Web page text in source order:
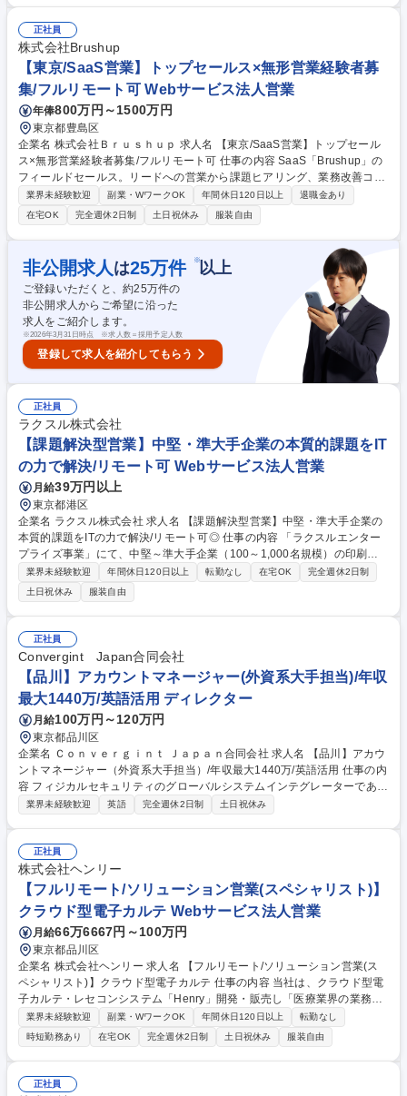
の中長期的なリレーション構築や提案■コンペ及び役員へのプレゼンテー
ション 【魅力】■大企業特有の運用やアナログ管理による課題・リスクを
SmartHRで解決に導き、日本のDX化推進を最前線で経験できる■大手企業
への導入実績が多数あり、顧客の声をプロダクトに反映できる 募集職種
【大手企業向けセールス】無形商材営業経験歓迎/シェアNo.1SaaS「Sma
rtHR」
正社員
株式会社Brushup
【東京/SaaS営業】トップセールス×無形営業経験者募
集/フルリモート可 Webサービス法人営業
年俸800万円～1500万円
東京都豊島区
企業名 株式会社Ｂｒｕｓｈｕｐ 求人名 【東京/SaaS営業】トップセール
ス×無形営業経験者募集/フルリモート可 仕事の内容 SaaS「Brushup」の
フィールドセールス。リードへの営業から課題ヒアリング、業務改善コン
サル、導入支援まで一気通貫で担当。ルール構築からPDCAを回し、組織
成長を牽引していただきます。 ■インサイドセールスからの供給・自己創
出リードへの商談 ■潜在的な非効率やリスクを顕在化させるソリューショ
ン提案 ■Brushupの導入・運用支援およびオフラインマーケティング 【魅
力】大手企業向けなど複雑な案件を通じ、営業としての市場価値を最大化
可能。 【業務内容の変更範囲】当社の指定する業務 募集職種 【東京/Saa
S営業】トップセールス×無形営業経験者募集/フルリモート可
業界未経験歓迎 副業・WワークOK 年間休日120日以上
退職金あり
在宅OK
完全週休2日制 土日祝休み 服装自由
非公開求人 は25万件 ※以上
ご登録いただくと、約25万件の
非公開求人からご希望に沿った
求人をご紹介します。
※2026年3月31日時点 ※求人数＝採用予定人数
登録して求人を紹介してもらう
正社員
ラクスル株式会社
【課題解決型営業】中堅・準大手企業の本質的課題をIT
の力で解決/リモート可 Webサービス法人営業
月給39万円以上
東京都港区
企業名 ラクスル株式会社 求人名 【課題解決型営業】中堅・準大手企業の
本質的課題をITの力で解決/リモート可◎ 仕事の内容 「ラクスルエンター
プライズ事業」にて、中堅～準大手企業（100～1,000名規模）の印刷や
販促活動における課題を特定し、IT（SaaS）を用いて解決を導く提案営
業を一気通貫でお任せします。 【詳細】■担当領域における新規顧客の開
拓 ■課題のヒアリングから特定、サービス提案、導入支援 ■導入後の振り
返りおよび継続利用促進の提案 ■開発チームへのフィードバックを通じた
プロダクト改善 ■インサイドセールスやマーケターと連携した新たな市
場・顧客の拡張 顧客の「こうなりたい」を実現するため、ビジネスパート
ナーとして伴走します。 募集職種 【課題解決型営業】中堅・準大手企業
の本質的課題をITの力で解決/リモート可◎
業界未経験歓迎 年間休日120日以上 転勤なし 在宅OK
完全週休2日制
土日祝休み
服装自由
正社員
Convergint Japan合同会社
【品川】アカウントマネージャー(外資系大手担当)/年収
最大1440万/英語活用 ディレクター
月給100万円～120万円
東京都品川区
企業名 Ｃｏｎｖｅｒｇｉｎｔ Ｊａｐａｎ合同会社 求人名 【品川】アカウ
ントマネージャー（外資系大手担当）/年収最大1440万/英語活用 仕事の内
容 フィジカルセキュリティのグローバルシステムインテグレーターである
当社にて、外資系大手企業へのソリューション提案をお任せいたします。
料作成、契約交渉、受注管理 ■社内プロジェクトチームやAPAC・グロー
バル本社チームとの連携・協働 ■受注後の顧客満足度管理・アフターフォ
ロー。 【業務内容の変更範囲】当社の指定する業務 募集職種 【品川】ア
カウントマネージャー（外資系大手担当）/年収最大1440万/英語活用
業界未経験歓迎 英語 完全週休2日制 土日祝休み
正社員
株式会社ヘンリー
【フルリモート/ソリューション営業(スペシャリスト)】
クラウド型電子カルテ Webサービス法人営業
月給66万6667円～100万円
東京都品川区
企業名 株式会社ヘンリー 求人名 【フルリモート/ソリューション営業(ス
ペシャリスト)】クラウド型電子カルテ 仕事の内容 当社は、クラウド型電
子カルテ・レセコンシステム「Henry」開発・販売し「医療業界の業務改
善」に取り組んでいます。そんな当社にて、《ソリューション営業(スペ
シャリスト)》を募集します！ ■インサイドセールスが獲得したリードや学
会やWebサイト、その他メディアからのお問合せへの直販営業（初回はオ
ンライン商談から始まり検討フェーズが進むにつれて訪問での提案を実
施）■代理店やアライアンス企業とのパートナー営業（パートナー企業が
業界未経験歓迎 副業・WワークOK 年間休日120日以上
転勤なし
時短勤務あり
在宅OK 完全週休2日制 土日祝休み 服装自由
正社員